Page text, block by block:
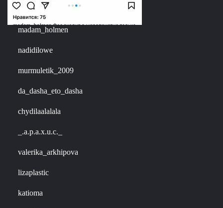
madam_holmen
nadidilowe
murmuletik_2009
da_dasha_eto_dasha
chydilaalalala
_.a.p.a.x.u.c._
valerika_arkhipova
lizaplastic
katioma